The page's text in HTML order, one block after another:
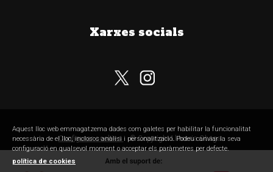
Xarxes socials
Configurar cookies © Copyright Llibreria Obaga
Aquest lloc web emmagatzema dades com galetes per habilitar la funcionalitat
necessària de el lloc, inclosos anàlisi i personalització. Podeu canviar la seva
configuració en qualsevol moment o acceptar els paràmetres per defecte.
política de cookies